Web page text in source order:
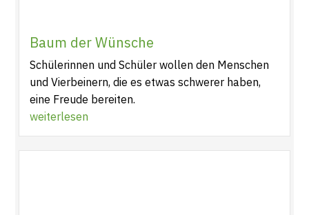
Baum der Wünsche
Schülerinnen und Schüler wollen den Menschen
und Vierbeinern, die es etwas schwerer haben,
eine Freude bereiten.
weiterlesen